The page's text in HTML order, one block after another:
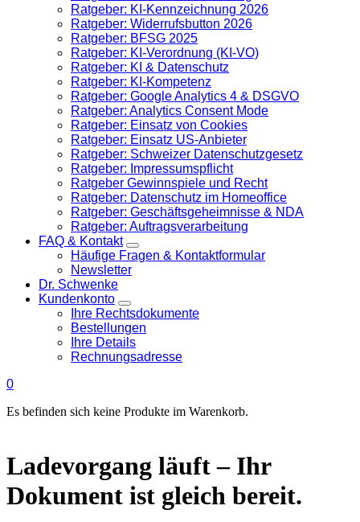
Ratgeber: KI-Kennzeichnung 2026
Ratgeber: Widerrufsbutton 2026
Ratgeber: BFSG 2025
Ratgeber: KI-Verordnung (KI-VO)
Ratgeber: KI & Datenschutz
Ratgeber: KI-Kompetenz
Ratgeber: Google Analytics 4 & DSGVO
Ratgeber: Analytics Consent Mode
Ratgeber: Einsatz von Cookies
Ratgeber: Einsatz US-Anbieter
Ratgeber: Schweizer Datenschutzgesetz
Ratgeber: Impressumspflicht
Ratgeber Gewinnspiele und Recht
Ratgeber: Datenschutz im Homeoffice
Ratgeber: Geschäftsgeheimnisse & NDA
Ratgeber: Auftragsverarbeitung
FAQ & Kontakt
Häufige Fragen & Kontaktformular
Newsletter
Dr. Schwenke
Kundenkonto
Ihre Rechtsdokumente
Bestellungen
Ihre Details
Rechnungsadresse
0
Es befinden sich keine Produkte im Warenkorb.
Ladevorgang läuft – Ihr
Dokument ist gleich bereit.